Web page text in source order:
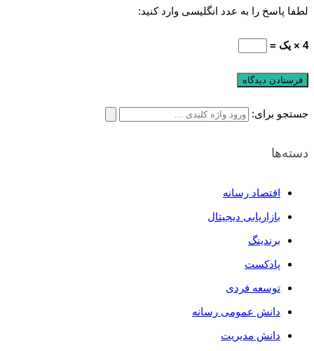
لطفا پاسخ را به عدد انگلیسی وارد کنید:
4 × یک =
جستجو برای:
دسته‌ها
اقتصاد رسانه
بازاریابی دیجیتال
برندینگ
پادکست
توسعه فردی
دانش عمومی رسانه
دانش مدیریت